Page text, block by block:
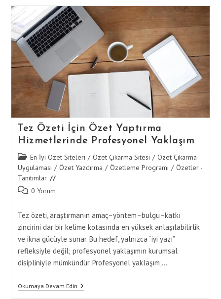
Ile
Tez
Özeti
Yazımında
Kalite
Yönetimi
Tez Özeti İçin Özet Yaptırma
Hizmetlerinde Profesyonel Yaklaşım
Post
category:
En İyi Özet Siteleri / Özet Çıkarma Sitesi / Özet Çıkarma
Uygulaması / Özet Yazdırma / Özetleme Programı / Özetler -
Tanıtımlar
Post 0 Yorum
Tez özeti, araştırmanın amaç–yöntem–bulgu–katkı
zincirini dar bir kelime kotasında en yüksek anlaşılabilirlik
ve ikna gücüyle sunar. Bu hedef, yalnızca “iyi yazı”
refleksiyle değil; profesyonel yaklaşımın kurumsal
disipliniyle mümkündür. Profesyonel yaklaşım;…
Okumaya Devam EdinTez
Özeti